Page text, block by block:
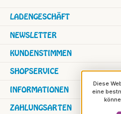
SHOPSERVICE
INFORMATIONEN
NEWSLETTER
KUNDENSTIMMEN
LADENGESCHÄFT
ZAHLUNGSARTEN
Diese
eine